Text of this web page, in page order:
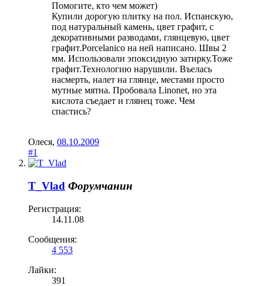
Помогите, кто чем может)
Купили дорогую плитку на пол. Испанскую,
под натуральный камень, цвет графит, с
декоративными разводами, глянцевую, цвет
графит.Porcelanico на ней написано. Швы 2
мм. Использовали эпоксидную затирку.Тоже
графит.Технологию нарушили. Въелась
насмерть, налет на глянце, местами просто
мутные мятна. Пробовала Linonet, но эта
кислота съедает и глянец тоже. Чем
спастись?
Олеся, 08.10.2009
#1
T_Vlad Форумчанин
Регистрация:
14.11.08
Сообщения:
4 553
Лайки:
391